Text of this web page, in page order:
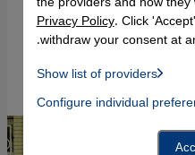
عربي
Privacy Policy. Click
withdraw your consent at
Show list of providers
Instagram Embed,
Facebook
Configure individual